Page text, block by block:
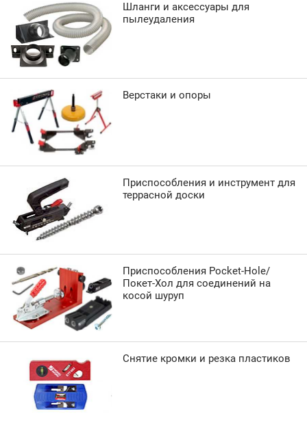
Шланги и аксессуары для
пылеудаления
Верстаки и опоры
Приспособления и инструмент для
террасной доски
Приспособления Pocket-Hole/
Покет-Хол для соединений на
косой шуруп
Снятие кромки и резка пластиков